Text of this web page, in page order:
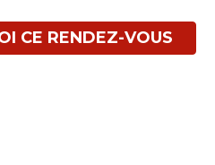
CE RENDEZ-VOUS